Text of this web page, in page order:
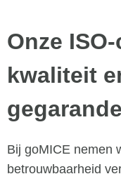
Onze
kwaliteit
Bij goMICE nemen
betrouwbaarheid